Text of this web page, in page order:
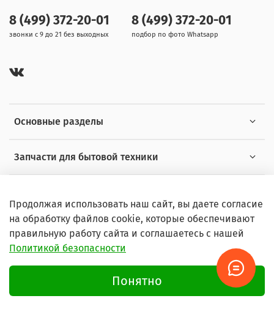
Основные разделы
Запчасти для бытовой техники
8 (499) 372-20-01
звонки с 9 до 21 без выходных
8 (499) 372-20-01
подбор по фото Whatsapp
© 2026 Любое использование контента без письменного
Продолжая использовать наш сайт, вы даете согласие
на обработку файлов cookie, которые обеспечивают
правильную работу сайта и соглашаетесь с нашей
Политикой безопасности
Понятно